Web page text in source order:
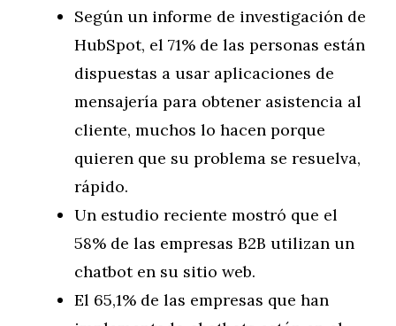
Según un informe de investigación de
HubSpot, el 71% de las personas están
dispuestas a usar aplicaciones de
mensajería para obtener asistencia al
cliente, muchos lo hacen porque
quieren que su problema se resuelva,
rápido.
Un estudio reciente mostró que el
58% de las empresas B2B utilizan un
chatbot en su sitio web.
El 65,1% de las empresas que han